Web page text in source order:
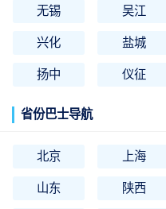
无锡 吴江
兴化 盐城
扬中 仪征
省份巴士导航
北京 上海
山东 陕西